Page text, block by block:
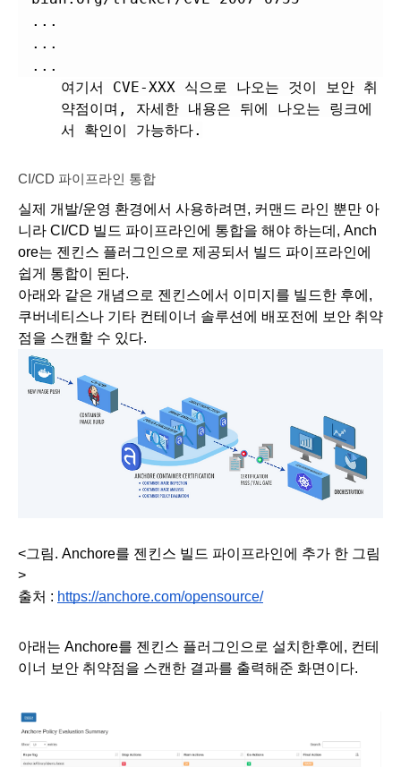
...
...
...
여기서 CVE-XXX 식으로 나오는 것이 보안 취
약점이며, 자세한 내용은 뒤에 나오는 링크에
서 확인이 가능하다.
CI/CD 파이프라인 통합
실제 개발/운영 환경에서 사용하려면, 커맨드 라인 뿐만 아
니라 CI/CD 빌드 파이프라인에 통합을 해야 하는데, Anch
ore는 젠킨스 플러그인으로 제공되서 빌드 파이프라인에
쉽게 통합이 된다.
아래와 같은 개념으로 젠킨스에서 이미지를 빌드한 후에,
쿠버네티스나 기타 컨테이너 솔루션에 배포전에 보안 취약
점을 스캔할 수 있다.
<그림. Anchore를 젠킨스 빌드 파이프라인에 추가 한 그림
>
출처 : https://anchore.com/opensource/
아래는 Anchore를 젠킨스 플러그인으로 설치한후에, 컨테
이너 보안 취약점을 스캔한 결과를 출력해준 화면이다.